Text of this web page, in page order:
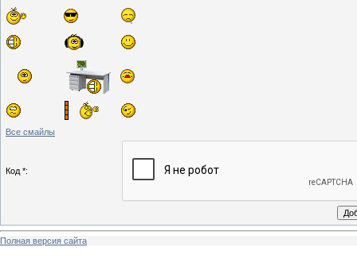
Все смайлы
Код *:
Полная версия сайта